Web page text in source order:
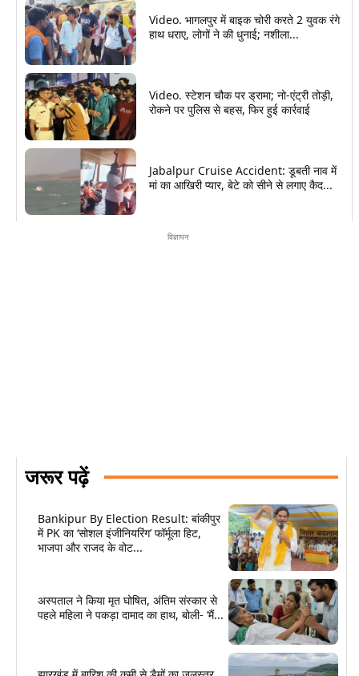
Video. भागलपुर में बाइक चोरी करते 2 युवक रंगे
हाथ धराए, लोगों ने की धुनाई; नशीला...
Video. स्टेशन चौक पर ड्रामा; नो-एंट्री तोड़ी,
रोकने पर पुलिस से बहस, फिर हुई कार्रवाई
Jabalpur Cruise Accident: डूबती नाव में
मां का आखिरी प्यार, बेटे को सीने से लगाए कैद...
विज्ञापन
जरूर पढ़ें
Bankipur By Election Result: बांकीपुर
में PK का ‘सोशल इंजीनियरिंग’ फॉर्मूला हिट,
भाजपा और राजद के वोट...
अस्पताल ने किया मृत घोषित, अंतिम संस्कार से
पहले महिला ने पकड़ा दामाद का हाथ, बोली- ‘मैं...